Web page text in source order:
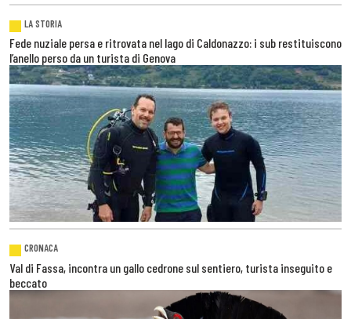
LA STORIA
Fede nuziale persa e ritrovata nel lago di Caldonazzo: i sub restituiscono
l’anello perso da un turista di Genova
CRONACA
Val di Fassa, incontra un gallo cedrone sul sentiero, turista inseguito e
beccato